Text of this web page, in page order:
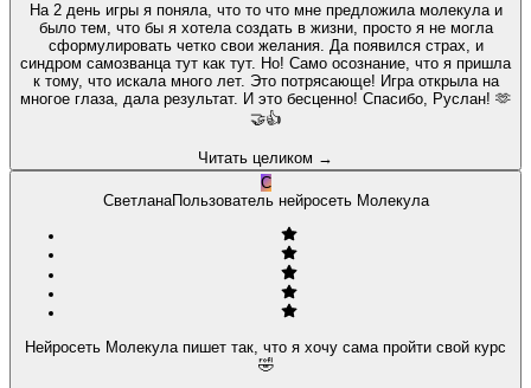
На 2 день игры я поняла, что то что мне предложила молекула и
было тем, что бы я хотела создать в жизни, просто я не могла
сформулировать четко свои желания. Да появился страх, и
синдром самозванца тут как тут. Но! Само осознание, что я пришла
к тому, что искала много лет. Это потрясающе! Игра открыла на
многое глаза, дала результат. И это бесценно! Спасибо, Руслан! 🫶
🤝👍
Читать целиком →
С
СветланаПользователь нейросеть Молекула
Нейросеть Молекула пишет так, что я хочу сама пройти свой курс
🤣